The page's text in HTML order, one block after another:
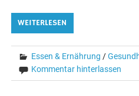
WEITERLESEN
Essen & Ernährung /
Kommentar hinterlassen